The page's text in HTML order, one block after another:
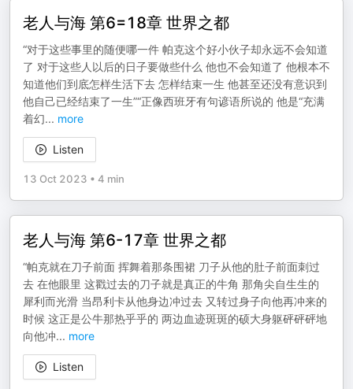
老人与海 第6=18章 世界之都
“对于这些事里的随便哪一件 帕克这个好小伙子却永远不会知道
了 对于这些人以后的日子要做些什么 他也不会知道了 他根本不
知道他们到底怎样生活下去 怎样结束一生 他甚至还没有意识到
他自己已经结束了一生”“正像西班牙有句谚语所说的 他是“充满
着幻... more
Listen
13 Oct 2023 • 4 min
老人与海 第6-17章 世界之都
“帕克就在刀子前面 挥舞着那条围裙 刀子从他的肚子前面刺过
去 在他眼里 这戳过去的刀子就是真正的牛角 那角尖自生生的
犀利而光滑 当昂利卡从他身边冲过去 又转过身子向他再冲来的
时候 这正是公牛那热乎乎的 两边血迹斑斑的硕大身躯砰砰砰地
向他冲... more
Listen